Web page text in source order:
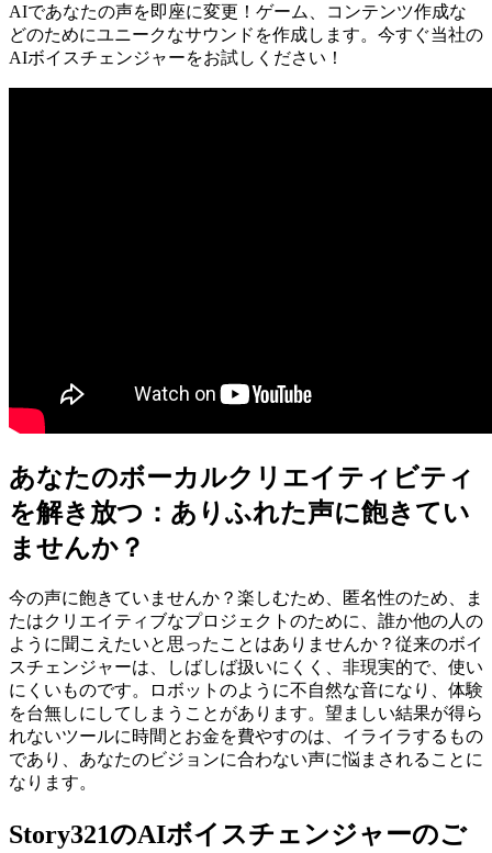
AIであなたの声を即座に変更！ゲーム、コンテンツ作成な
どのためにユニークなサウンドを作成します。今すぐ当社の
AIボイスチェンジャーをお試しください！
あなたのボーカルクリエイティビティ
を解き放つ：ありふれた声に飽きてい
ませんか？
今の声に飽きていませんか？楽しむため、匿名性のため、ま
たはクリエイティブなプロジェクトのために、誰か他の人の
ように聞こえたいと思ったことはありませんか？従来のボイ
スチェンジャーは、しばしば扱いにくく、非現実的で、使い
にくいものです。ロボットのように不自然な音になり、体験
を台無しにしてしまうことがあります。望ましい結果が得ら
れないツールに時間とお金を費やすのは、イライラするもの
であり、あなたのビジョンに合わない声に悩まされることに
なります。
Story321のAIボイスチェンジャーのご